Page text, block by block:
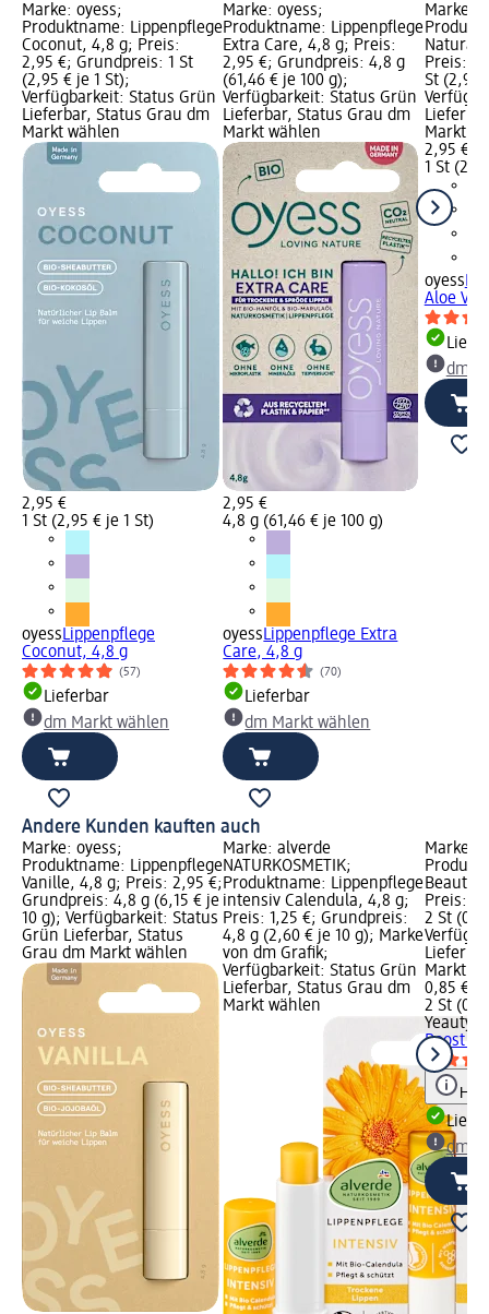
Marke: oyess;
Produktname: Lippenpflege
Coconut, 4,8 g; Preis:
2,95 €; Grundpreis: 1 St
(2,95 € je 1 St);
Verfügbarkeit: Status Grün
Lieferbar, Status Grau dm
Markt wählen
2,95 €
1 St (2,95 € je 1 St)
oyessLippenpflege
Coconut, 4,8 g
(57)
Lieferbar
dm Markt wählen
Marke: oyess;
Produktname: Lippenpflege
Extra Care, 4,8 g; Preis:
2,95 €; Grundpreis: 4,8 g
(61,46 € je 100 g);
Verfügbarkeit: Status Grün
Lieferbar, Status Grau dm
Markt wählen
2,95 €
4,8 g (61,46 € je 100 g)
oyessLippenpflege Extra
Care, 4,8 g
(70)
Lieferbar
dm Markt wählen
Marke:
Natural
Preis:
St (2,95
Markt
2,95 €
1 St
oyess
Aloe
dm
Andere Kunden kauften auch
Marke: oyess;
Produktname: Lippenpflege
Vanille, 4,8 g; Preis: 2,95 €;
Grundpreis: 4,8 g (6,15 € je
10 g); Verfügbarkeit: Status
Grün Lieferbar, Status
Grau dm Markt wählen
Marke: alverde
NATURKOSMETIK;
Produktname: Lippenpflege
intensiv Calendula, 4,8 g;
Preis: 1,25 €; Grundpreis:
4,8 g (2,60 € je 10 g); Marke
von dm Grafik;
Verfügbarkeit: Status Grün
Lieferbar, Status Grau dm
Markt wählen
Marke:
Beauty
Preis:
2 St
Markt
0,85 €
2 St
Yeauty
Boost (1
dm